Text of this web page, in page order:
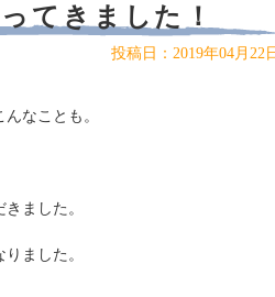
てきました！
2019年04月22
なことも。
ました。
ました。